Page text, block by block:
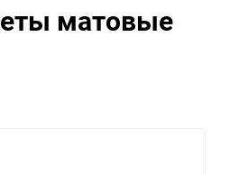
матовые